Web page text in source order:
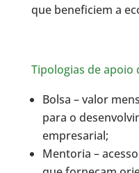
que beneficiem a
Tipologias de apoio
Bolsa – valor
para o
empresarial;
Mentoria –